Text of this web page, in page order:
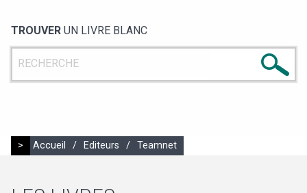
TROUVER UN LIVRE BLANC
> Accueil / Editeurs / Teamnet